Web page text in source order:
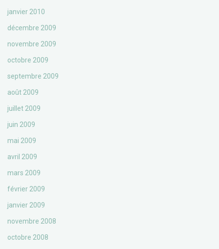
janvier 2010
décembre 2009
novembre 2009
octobre 2009
septembre 2009
août 2009
juillet 2009
juin 2009
mai 2009
avril 2009
mars 2009
février 2009
janvier 2009
novembre 2008
octobre 2008